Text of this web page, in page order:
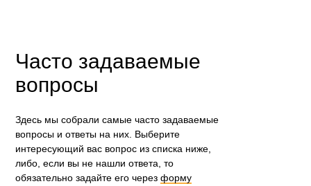
Часто задаваемые
вопросы
Здесь мы собрали самые часто задаваемые
вопросы и ответы на них. Выберите
интересующий вас вопрос из списка ниже,
либо, если вы не нашли ответа, то
обязательно задайте его черезформу